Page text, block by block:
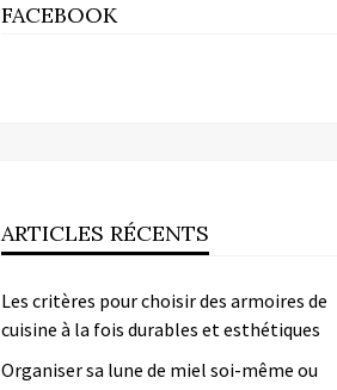
FACEBOOK
ARTICLES RÉCENTS
Les critères pour choisir des armoires de
cuisine à la fois durables et esthétiques
Organiser sa lune de miel soi-même ou